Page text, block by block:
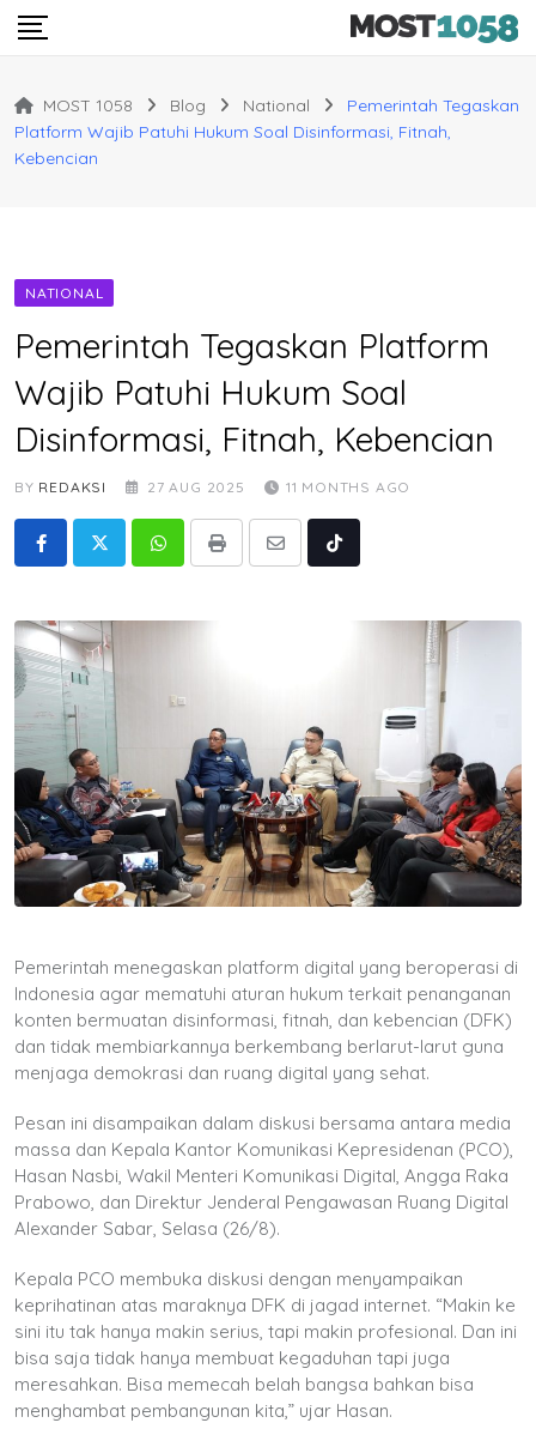
Skip
MOST 1058 Blog National
Pemerintah Tegaskan
Platform Wajib Patuhi Hukum Soal Disinformasi, Fitnah,
Kebencian
NATIONAL
Pemerintah Tegaskan Platform
Wajib Patuhi Hukum Soal
Disinformasi, Fitnah, Kebencian
BY REDAKSI 27 AUG 2025 11 MONTHS AGO
WhatsappPrint
Share
Tiktok
Pemerintah menegaskan platform digital yang beroperasi di
Indonesia agar mematuhi aturan hukum terkait penanganan
konten bermuatan disinformasi, fitnah, dan kebencian (DFK)
dan tidak membiarkannya berkembang berlarut-larut guna
menjaga demokrasi dan ruang digital yang sehat.
Pesan ini disampaikan dalam diskusi bersama antara media
massa dan Kepala Kantor Komunikasi Kepresidenan (PCO),
Hasan Nasbi, Wakil Menteri Komunikasi Digital, Angga Raka
Prabowo, dan Direktur Jenderal Pengawasan Ruang Digital
Alexander Sabar, Selasa (26/8).
Kepala PCO membuka diskusi dengan menyampaikan
keprihatinan atas maraknya DFK di jagad internet. “Makin ke
sini itu tak hanya makin serius, tapi makin profesional. Dan ini
bisa saja tidak hanya membuat kegaduhan tapi juga
meresahkan. Bisa memecah belah bangsa bahkan bisa
menghambat pembangunan kita,” ujar Hasan.